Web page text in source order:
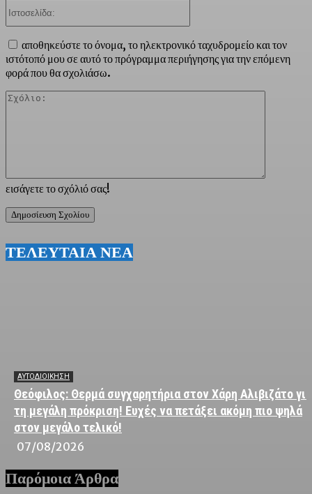
εισάγετε το σχόλιό σας!
αποθηκεύστε το όνομα, το ηλεκτρονικό ταχυδρομείο και τον
ιστότοπό μου σε αυτό το πρόγραμμα περιήγησης για την επόμενη
φορά που θα σχολιάσω.
ΤΕΛΕΥΤΑΙΑ ΝΕΑ
ΑΥΤΟΔΙΟΙΚΗΣΗ
Θεόφιλος: Θερμά συγχαρητήρια στον Χάρη Αλιβιζάτο για
τη μεγάλη πρόκριση! Ευχές να πετάξει ακόμη πιο ψηλά
στον μεγάλο τελικό!
07/08/2026
Παρόμοια Άρθρα